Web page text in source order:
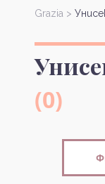
Grazia >
(0)